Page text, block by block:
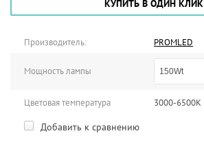
КУПИТЬ В ОДИН КЛИК
Производитель: PROMLED
Мощность лампы 150Wt
Цветовая температура 3000-6500К
Добавить к сравнению